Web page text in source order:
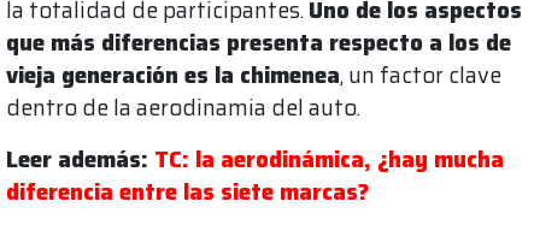
la totalidad de participantes.Uno de los aspectos
que más diferencias presenta respecto a los de
vieja generación es la chimenea, un factor clave
dentro de la aerodinamia del auto.
Leer además: TC: la aerodinámica, ¿hay mucha
diferencia entre las siete marcas?